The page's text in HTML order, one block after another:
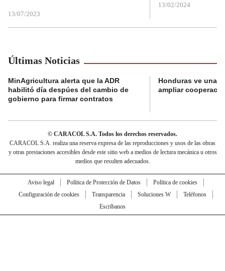
13/07/2023
13/02/2024
Últimas Noticias
MinAgricultura alerta que la ADR
habilitó día despúes del cambio de
gobierno para firmar contratos
Honduras ve una
ampliar
© CARACOL S.A. Todos los derechos reservados.
CARACOL S.A. realiza una reserva expresa de las reproducciones y usos de las obras
y otras prestaciones accesibles desde este sitio web a medios de lectura mecánica u otros
medios que resulten adecuados.
Aviso legal Política de Protección de Datos
Política de cookies
Configuración de cookies
Transparencia Soluciones W
Teléfonos
Escríbanos